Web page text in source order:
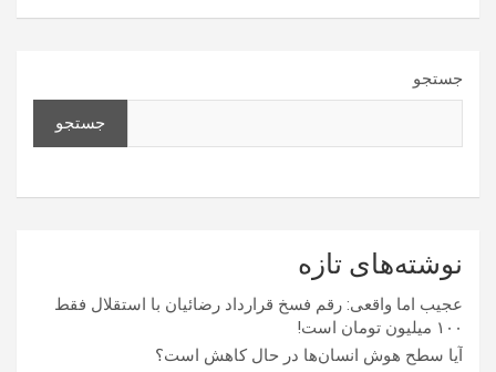
جستجو
جستجو
نوشته‌های تازه
عجیب اما واقعی: رقم فسخ قرارداد رضائیان با استقلال فقط
۱۰۰ میلیون تومان است!
آیا سطح هوش انسان‌ها در حال کاهش است؟